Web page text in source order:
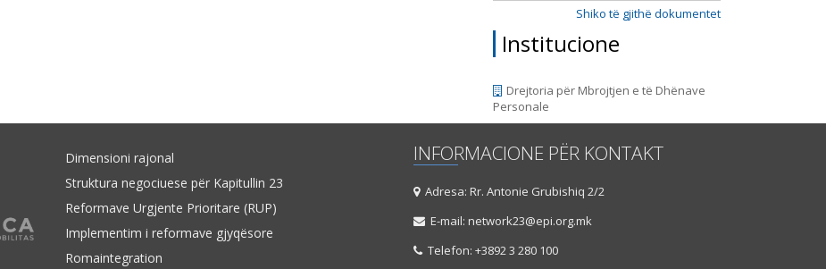
Shiko të gjithë dokumentet
Institucione
Drejtoria për Mbrojtjen e të Dhënave
Personale
Dimensioni rajonal
Struktura negociuese për Kapitullin 23
Reformave Urgjente Prioritare (RUP)
Implementim i reformave gjyqësore
Romaintegration
INFORMACIONE PËR KONTAKT
Adresa: Rr. Antonie Grubishiq 2/2
E-mail: network23@epi.org.mk
Telefon: +3892 3 280 100